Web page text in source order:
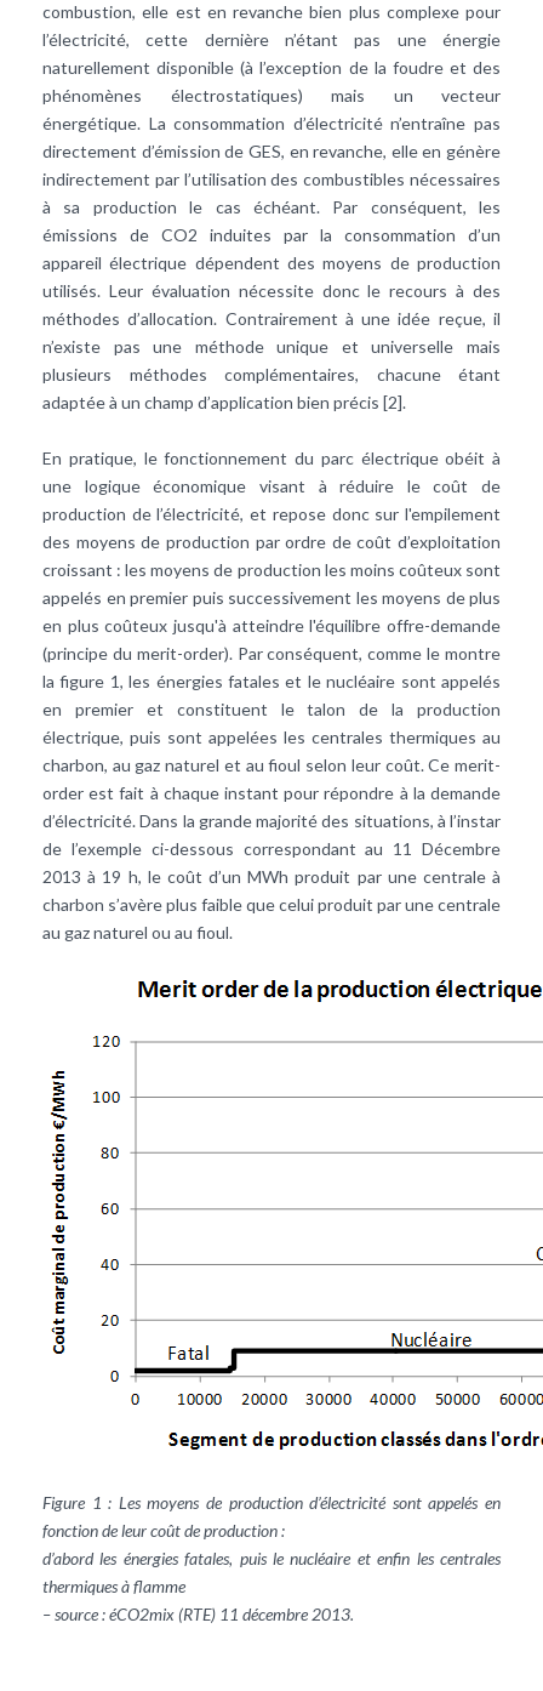
combustion, elle est en revanche bien plus complexe pour
l’électricité, cette dernière n’étant pas une énergie
naturellement disponible (à l’exception de la foudre et des
phénomènes électrostatiques) mais un vecteur
énergétique. La consommation d’électricité n’entraîne pas
directement d’émission de GES, en revanche, elle en génère
indirectement par l’utilisation des combustibles nécessaires
à sa production le cas échéant. Par conséquent, les
émissions de CO2 induites par la consommation d’un
appareil électrique dépendent des moyens de production
utilisés. Leur évaluation nécessite donc le recours à des
méthodes d’allocation. Contrairement à une idée reçue, il
n’existe pas une méthode unique et universelle mais
plusieurs méthodes complémentaires, chacune étant
adaptée à un champ d’application bien précis [2].
En pratique, le fonctionnement du parc électrique obéit à
une logique économique visant à réduire le coût de
production de l’électricité, et repose donc sur l'empilement
des moyens de production par ordre de coût d’exploitation
croissant : les moyens de production les moins coûteux sont
appelés en premier puis successivement les moyens de plus
en plus coûteux jusqu'à atteindre l'équilibre offre-demande
(principe du merit-order). Par conséquent, comme le montre
la figure 1, les énergies fatales et le nucléaire sont appelés
en premier et constituent le talon de la production
électrique, puis sont appelées les centrales thermiques au
charbon, au gaz naturel et au fioul selon leur coût. Ce merit-
order est fait à chaque instant pour répondre à la demande
d’électricité. Dans la grande majorité des situations, à l’instar
de l’exemple ci-dessous correspondant au 11 Décembre
2013 à 19 h, le coût d’un MWh produit par une centrale à
charbon s’avère plus faible que celui produit par une centrale
au gaz naturel ou au fioul.
Figure 1 : Les moyens de production d’électricité sont appelés en
fonction de leur coût de production :
d’abord les énergies fatales, puis le nucléaire et enfin les centrales
thermiques à flamme
– source : éCO2mix (RTE) 11 décembre 2013.